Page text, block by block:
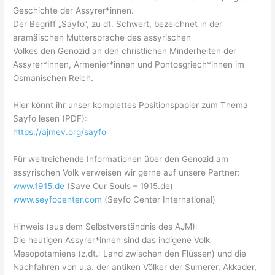
Geschichte der Assyrer*innen.
Der Begriff „Sayfo“, zu dt. Schwert, bezeichnet in der
aramäischen Muttersprache des assyrischen
Volkes den Genozid an den christlichen Minderheiten der
Assyrer*innen, Armenier*innen und Pontosgriech*innen im
Osmanischen Reich.
Hier könnt ihr unser komplettes Positionspapier zum Thema
Sayfo lesen (PDF):
https://ajmev.org/sayfo
Für weitreichende Informationen über den Genozid am
assyrischen Volk verweisen wir gerne auf unsere Partner:
www.1915.de (Save Our Souls – 1915.de)
www.seyfocenter.com (Seyfo Center International)
Hinweis (aus dem Selbstverständnis des AJM):
Die heutigen Assyrer*innen sind das indigene Volk
Mesopotamiens (z.dt.: Land zwischen den Flüssen) und die
Nachfahren von u.a. der antiken Völker der Sumerer, Akkader,